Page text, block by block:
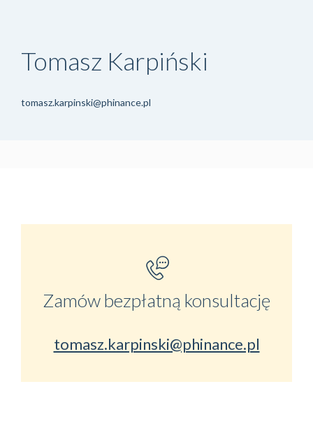
Tomasz Karpiński
tomasz.karpinski@phinance.pl
Zamów bezpłatną konsultację
tomasz.karpinski@phinance.pl